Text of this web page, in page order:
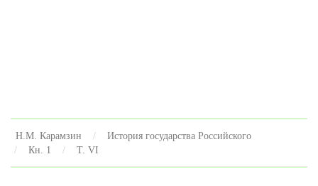
Н.М. Карамзин
История государства Российского
Кн. 1
Т. VI